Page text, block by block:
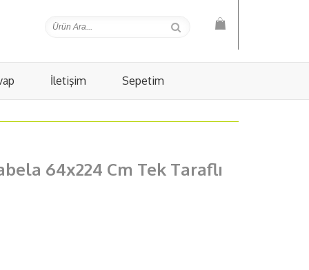
İletişim Sepetim
64x224 Cm Tek Taraflı